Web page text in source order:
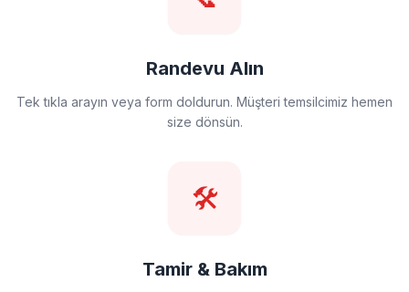
Randevu Alın
Tek tıkla arayın veya form doldurun. Müşteri temsilcimiz hemen
size dönsün.
🛠️
Tamir & Bakım